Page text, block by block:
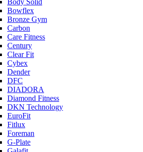
Body Solid
Bowflex
Bronze Gym
Carbon
Care Fitness
Century
Clear Fit
Cybex
Dender
DFC
DIADORA
Diamond Fitness
DKN Technology
EuroFit
Fitlux
Foreman
G-Plate